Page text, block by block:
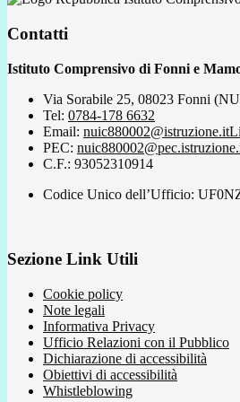
Contatti
Istituto Comprensivo di Fonni e
Via Sorabile 25, 08023 Fonni
Tel: 0784-178 6632
Email: nuic880002@istruzione.it
PEC:
C.F.: 93052310914
Codice Unico dell’Ufficio:
Sezione Link Utili
Cookie policy
Note legali
Informativa Privacy
Ufficio Relazioni con il Pubblico
Dichiarazione di accessibilità
Obiettivi di accessibilità
Whistleblowing